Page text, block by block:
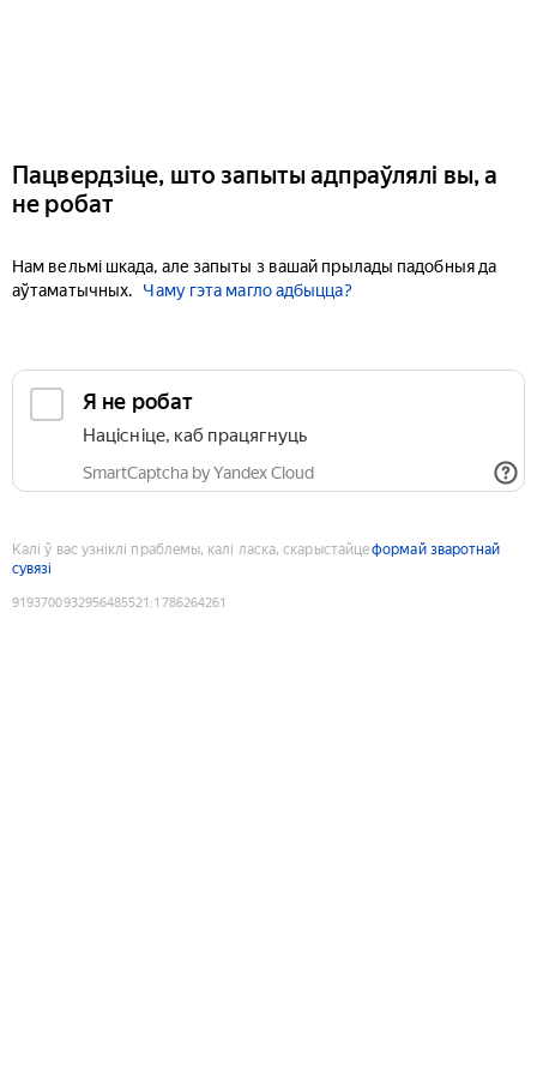
Пацвердзіце, што запыты адпраўлялі вы, а
не робат
Нам вельмі шкада, але запыты з вашай прылады падобныя да
аўтаматычных.
Чаму гэта магло адбыцца?
Я не робат
Націсніце, каб працягнуць
SmartCaptcha by Yandex Cloud
Калі ў вас узніклі праблемы, калі ласка, скарыстайцеформай зваротнай
сувязі
9193700932956485521 :1786264261